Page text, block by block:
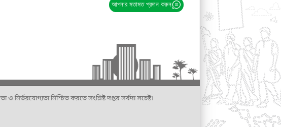
আপনার মতামত প্রদান করুন
নির্ভরযোগ্যতা নিশ্চিত করতে সংশ্লিষ্ট দপ্তর সর্বদা সচেষ্ট।